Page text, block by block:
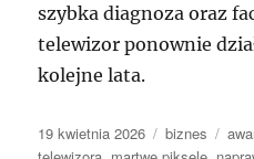
szybka diagnoza oraz
telewizor ponownie
kolejne lata.
Data
19 kwietnia 2026 Kategorie
biznes Tagi